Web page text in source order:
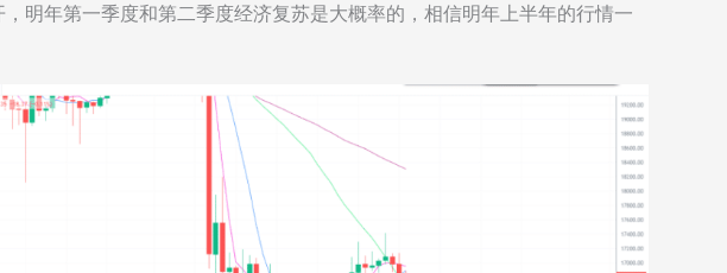
明年第一季度和第二季度经济复苏是大概率的，相信明年上半年的行情一